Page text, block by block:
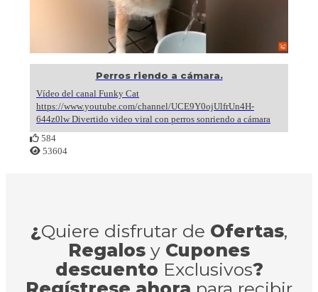
Perros riendo a cámara.
Vídeo del canal Funky Cat
https://www.youtube.com/channel/UCE9Y0ojUlfrUn4H-
644z0lw Divertido video viral con perros sonriendo a cámara
584
53604
¿Quiere disfrutar de Ofertas,
Regalos y Cupones
descuento Exclusivos?